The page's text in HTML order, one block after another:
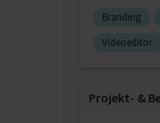
Branding
Videoeditor
Projekt‐ &